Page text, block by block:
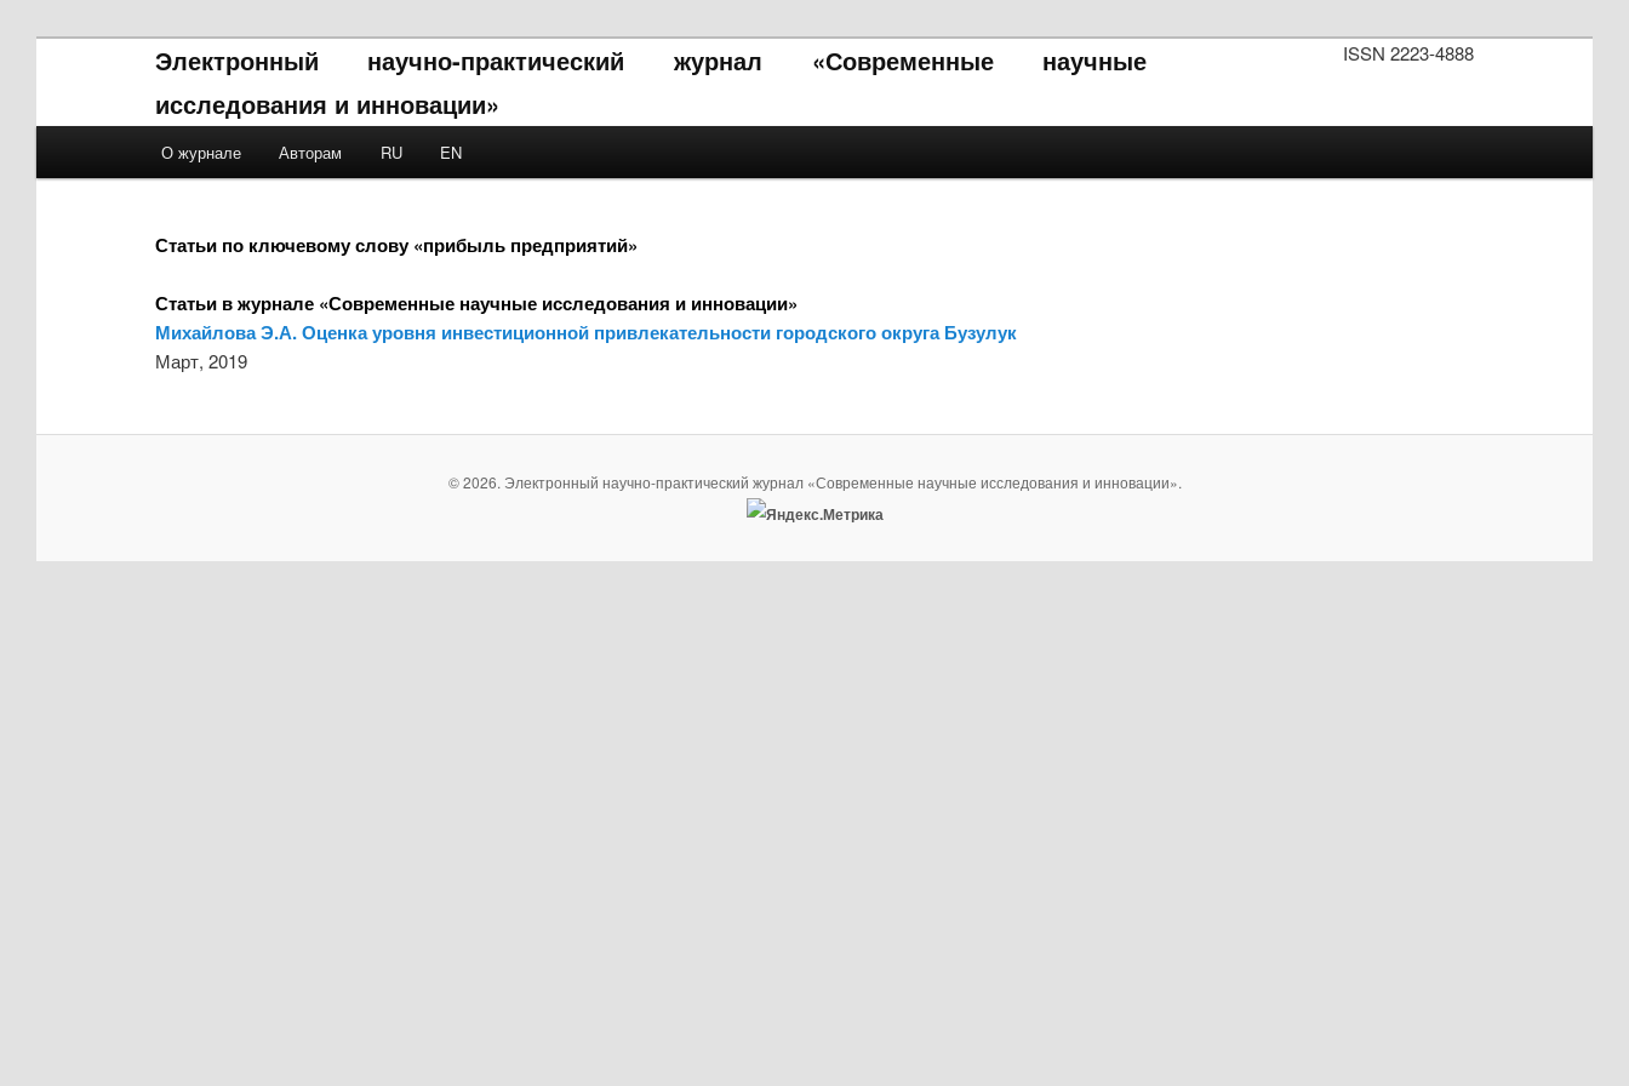
ISSN 2223-4888
Электронный научно-практический журнал «Современные научные
исследования и инновации»
Skip to primary content
Skip to secondary content
О журнале Авторам RU EN
Статьи по ключевому слову «прибыль предприятий»
Статьи в журнале «Современные научные исследования и инновации»
Михайлова Э.А. Оценка уровня инвестиционной привлекательности городского округа Бузулук
Март, 2019
© 2026. Электронный научно-практический журнал «Современные научные исследования и инновации».